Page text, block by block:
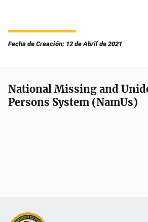
Fecha de Creación: 12 de Abril de 2021
National Missing and
Persons System (NamUs)